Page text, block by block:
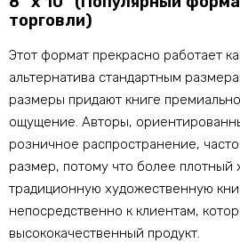
торговли)
Этот формат прекрасно работает
альтернатива стандартным
размеры придают книге
ощущение. Авторы,
розничное распространение,
размер, потому что более плотный
традиционную художественную
непосредственно к клиентам,
высококачественный продукт.